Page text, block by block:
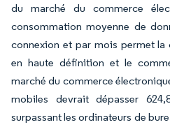
du marché du commerce
consommation moyenne de
connexion et par mois permet
en haute définition et le
marché du commerce
mobiles devrait dépasser
surpassant les ordinateurs de